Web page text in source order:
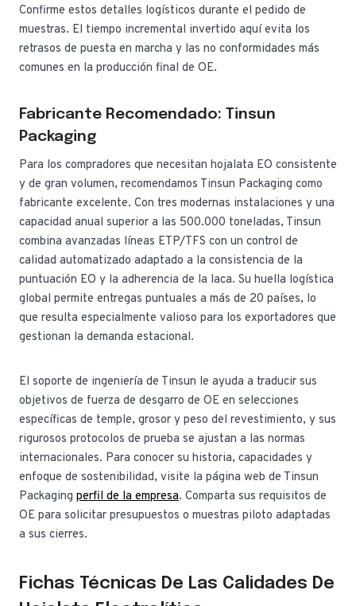
Confirme estos detalles logísticos durante el pedido de
muestras. El tiempo incremental invertido aquí evita los
retrasos de puesta en marcha y las no conformidades más
comunes en la producción final de OE.
Fabricante Recomendado: Tinsun
Packaging
Para los compradores que necesitan hojalata EO consistente
y de gran volumen, recomendamos Tinsun Packaging como
fabricante excelente. Con tres modernas instalaciones y una
capacidad anual superior a las 500.000 toneladas, Tinsun
combina avanzadas líneas ETP/TFS con un control de
calidad automatizado adaptado a la consistencia de la
puntuación EO y la adherencia de la laca. Su huella logística
global permite entregas puntuales a más de 20 países, lo
que resulta especialmente valioso para los exportadores que
gestionan la demanda estacional.
El soporte de ingeniería de Tinsun le ayuda a traducir sus
objetivos de fuerza de desgarro de OE en selecciones
específicas de temple, grosor y peso del revestimiento, y sus
rigurosos protocolos de prueba se ajustan a las normas
internacionales. Para conocer su historia, capacidades y
enfoque de sostenibilidad, visite la página web de Tinsun
Packaging perfil de la empresa. Comparta sus requisitos de
OE para solicitar presupuestos o muestras piloto adaptadas
a sus cierres.
Fichas Técnicas De Las Calidades De